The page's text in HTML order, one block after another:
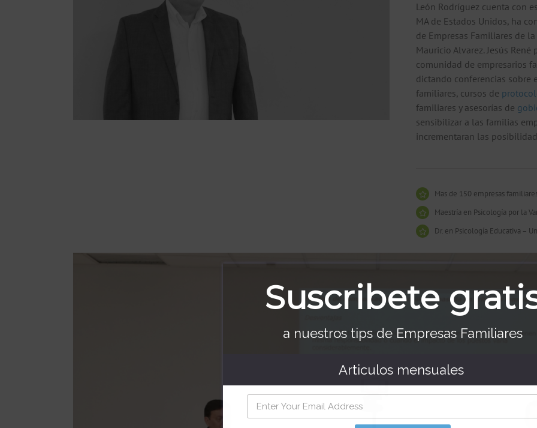
León Rodríguez cuenta con
MA de Estados Unidos, ha
de Empresas Familiares de
Mauricio Alvarez. Jesús
comunidad de empresarios
dictando conferencias sobre
familiares, cursos de
familiares y asesorías de
sensibilizar a las familias
incrementaran las
Mas de 150 empresas
Maestría en Psicología por la
Dr. en Psicología Educativa –
Suscribete
a nuestros tips de Empresas Familiares
Articulos mensuales